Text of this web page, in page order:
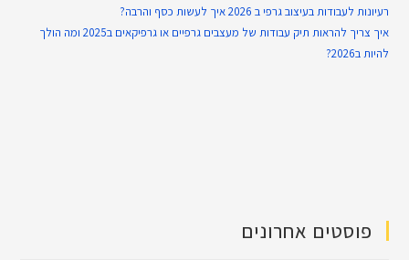
רעיונות לעבודות בעיצוב גרפי ב 2026 איך לעשות כסף והרבה?
איך צריך להראות תיק עבודות של מעצבים גרפיים או גרפיקאים ב2025 ומה הולך
להיות ב2026?
פוסטים אחרונים